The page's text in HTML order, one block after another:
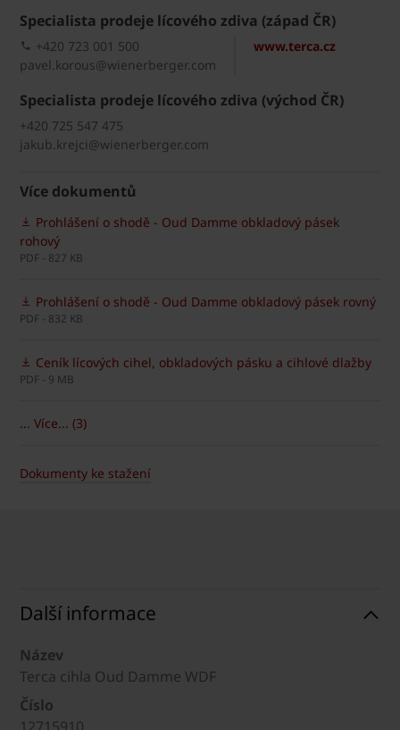
Specialista prodeje lícového zdiva (západ ČR)
www.terca.cz
+420 723 001 500
pavel.korous@wienerberger.com
Specialista prodeje lícového zdiva (východ ČR)
+420 725 547 475
jakub.krejci@wienerberger.com
Více dokumentů
Prohlášení o shodě - Oud Damme obkladový pásek
rohový
PDF - 827 KB
Prohlášení o shodě - Oud Damme obkladový pásek rovný
PDF - 832 KB
Ceník lícových cihel, obkladových pásku a cihlové dlažby
PDF - 9 MB
... Více... (3)
Dokumenty ke stažení
Další informace
Název
Terca cihla Oud Damme WDF
Číslo